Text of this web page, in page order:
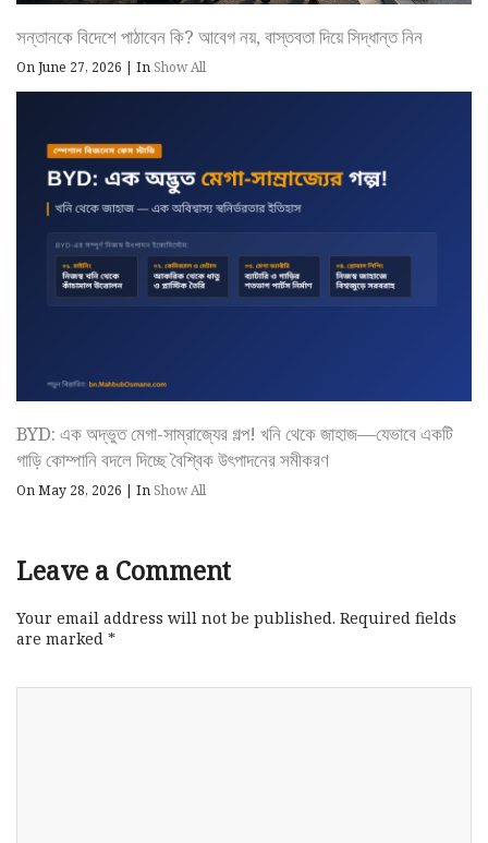
সন্তানকে বিদেশে পাঠাবেন কি? আবেগ নয়, বাস্তবতা দিয়ে সিদ্ধান্ত নিন
On June 27, 2026 | InShow All
BYD: এক অদ্ভুত মেগা-সাম্রাজ্যের গল্প! খনি থেকে জাহাজ—যেভাবে একটি
গাড়ি কোম্পানি বদলে দিচ্ছে বৈশ্বিক উৎপাদনের সমীকরণ
On May 28, 2026 | InShow All
Leave a Comment
Your email address will not be published. Required fields
are marked *